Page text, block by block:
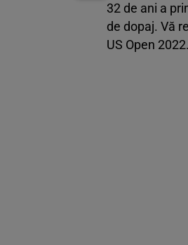
32 de ani a
de dopaj. Vă
US Open